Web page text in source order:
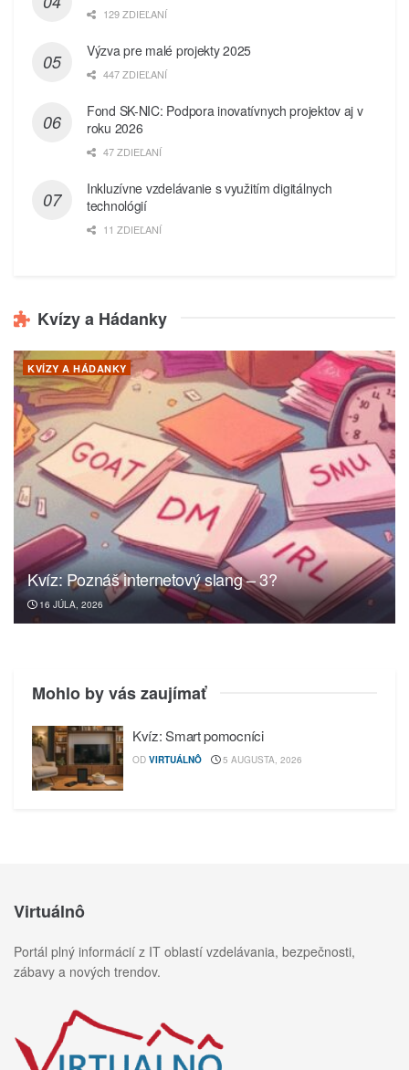
129 ZDIEĽANÍ
Výzva pre malé projekty 2025
447 ZDIEĽANÍ
Fond SK-NIC: Podpora inovatívnych projektov aj v
roku 2026
47 ZDIEĽANÍ
Inkluzívne vzdelávanie s využitím digitálnych
technológií
11 ZDIEĽANÍ
Kvízy a Hádanky
KVÍZY A HÁDANKY
Kvíz: Poznáš internetový slang – 3?
16 JÚLA, 2026
Mohlo by vás zaujímať
Kvíz: Smart pomocníci
OD VIRTUÁLNÔ 5 AUGUSTA, 2026
Virtuálnô
Portál plný informácií z IT oblastí vzdelávania, bezpečnosti,
zábavy a nových trendov.